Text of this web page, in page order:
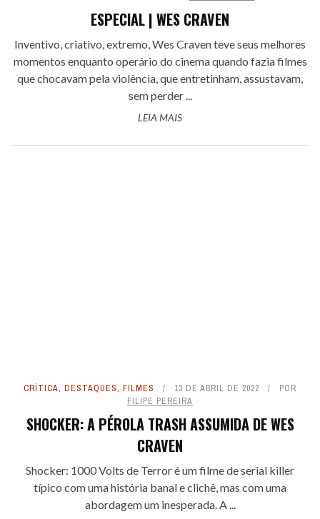
ESPECIAL | WES CRAVEN
Inventivo, criativo, extremo, Wes Craven teve seus melhores
momentos enquanto operário do cinema quando fazia filmes
que chocavam pela violência, que entretinham, assustavam,
sem perder ...
LEIA MAIS
CRÍTICA, DESTAQUES, FILMES 13 DE ABRIL DE 2022
POR
FILIPE PEREIRA
SHOCKER: A PÉROLA TRASH ASSUMIDA DE WES
CRAVEN
Shocker: 1000 Volts de Terror é um filme de serial killer
típico com uma história banal e clichê, mas com uma
abordagem um inesperada. A ...